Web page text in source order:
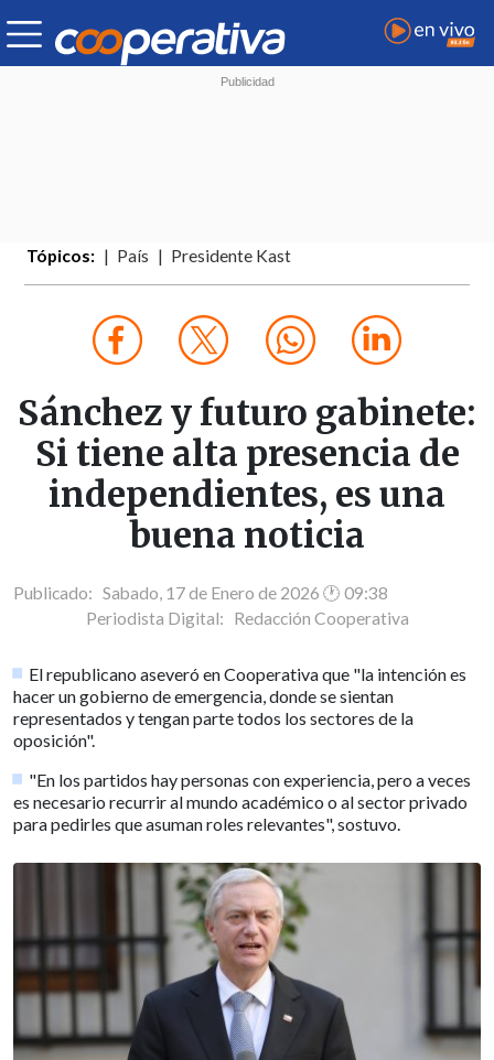
Tópicos: País Presidente Kast
Sánchez y futuro gabinete:
Si tiene alta presencia de
independientes, es una
buena noticia
Publicado: Sabado, 17 de Enero de 2026 🕐 09:38
Periodista Digital: Redacción Cooperativa
El republicano aseveró en Cooperativa que "la intención es
hacer un gobierno de emergencia, donde se sientan
representados y tengan parte todos los sectores de la
oposición".
"En los partidos hay personas con experiencia, pero a veces
es necesario recurrir al mundo académico o al sector privado
para pedirles que asuman roles relevantes", sostuvo.